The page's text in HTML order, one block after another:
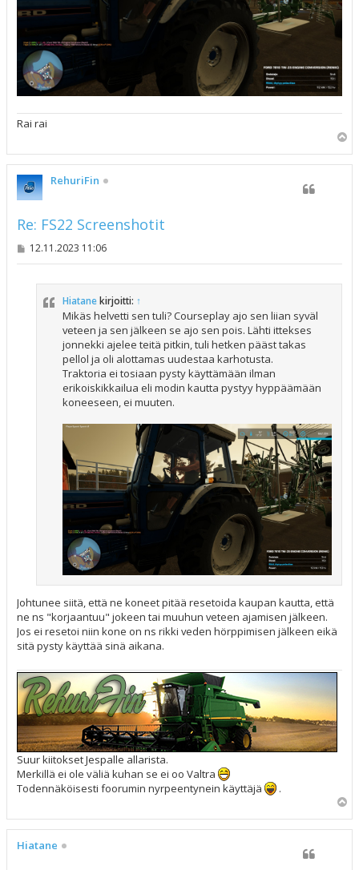
Rai rai
ö
RehuriFin
Re: FS22 Screenshotit
V12.11.2023 11:06
Hiatane kirjoitti: ↑
Mikäs helvetti sen tuli? Courseplay ajo sen liian syväl
veteen ja sen jälkeen se ajo sen pois. Lähti ittekses
jonnekki ajelee teitä pitkin, tuli hetken pääst takas
pellol ja oli alottamas uudestaa karhotusta.
Traktoria ei tosiaan pysty käyttämään ilman
erikoiskikkailua eli modin kautta pystyy hyppäämään
koneeseen, ei muuten.
Johtunee siitä, että ne koneet pitää resetoida kaupan kautta, että
ne ns "korjaantuu" jokeen tai muuhun veteen ajamisen jälkeen.
Jos ei resetoi niin kone on ns rikki veden hörppimisen jälkeen eikä
sitä pysty käyttää sinä aikana.
Suur kiitokset Jespalle allarista.
Merkillä ei ole väliä kuhan se ei oo Valtra
Todennäköisesti foorumin nyrpeentynein käyttäjä
.
ö
Hiatane